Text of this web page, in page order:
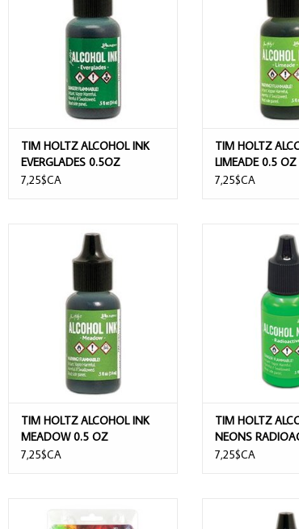
TIM HOLTZ ALCOHOL INK
EVERGLADES 0.5OZ
7,25$CA
TIM HOLTZ
LIMEADE 0.5 OZ
7,25$CA
TIM HOLTZ ALCOHOL INK
MEADOW 0.5 OZ
TIM HOLTZ ALCOHOL INK
MEADOW 0.5 OZ
7,25$CA
TIM HOLTZ
TIM HOLTZ
NEONS
7,25$CA
SPECTRUM URBAN 8/PK
0.5OZ